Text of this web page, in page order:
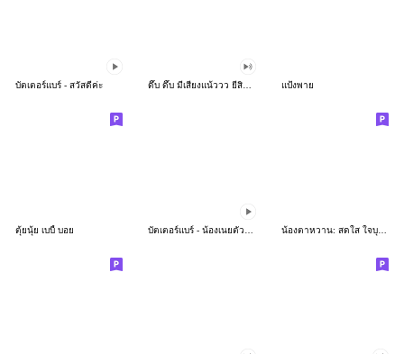
บัตเตอร์แบร์ - สวัสดีค่ะ แป้งพาย
ตุ้ยนุ้ย เบบี้ บอย น้องตาหวาน: สดใส ใจบุญ (สีพาสเทล)